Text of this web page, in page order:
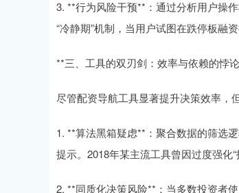
3. **行为风险干预**：通过分析用户操
“冷静期”机制，当用户试图在跌停板融
**三、工具的双刃剑：效率与依赖的悖
尽管配资导航工具显著提升决策效率，
1. **算法黑箱疑虑**：聚合数据的筛选
提示。2018年某主流工具曾因过度强化
2. **同质化决策风险**：当多数投资者